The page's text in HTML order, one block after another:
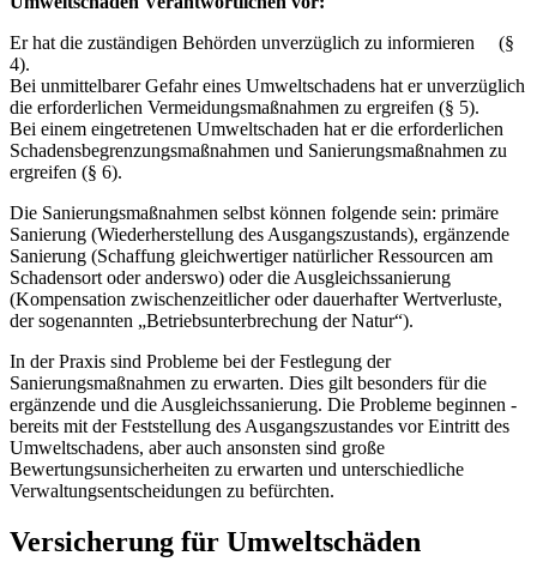
Er hat die zuständigen Behörden unverzüglich zu informieren (§
4).
Bei unmittelbarer Gefahr eines Umweltschadens hat er unverzüglich
die erforderlichen Vermeidungsmaßnahmen zu ­ergreifen (§ 5).
Bei einem eingetretenen Umweltschaden hat er die erforderlichen
Schadensbegrenzungsmaßnahmen und Sanierungsmaßnahmen zu
ergreifen (§ 6).
Die Sanierungsmaßnahmen selbst können folgende sein: primäre
Sanierung (Wiederherstellung des Ausgangszustands), ergänzende
Sanierung (Schaffung gleichwertiger natürlicher Ressourcen am
Schadensort oder anderswo) oder die Ausgleichssanierung
(Kompensation zwischenzeitlicher oder dauerhafter Wertverluste,
der sogenannten „Betriebsunterbrechung der Natur“).
In der Praxis sind Probleme bei der Festlegung der
Sanierungsmaßnahmen zu erwarten. Dies gilt besonders für die
ergänzende und die Ausgleichssanierung. Die Probleme beginnen ­
bereits mit der Feststellung des Ausgangszustandes vor Eintritt des
Umweltschadens, aber auch ansonsten sind große
Bewertungsunsicherheiten zu erwarten und unterschiedliche
Verwaltungsentscheidungen zu befürchten.
Versicherung für Umweltschäden